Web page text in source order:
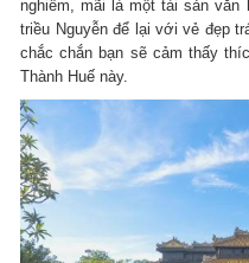
nghiêm, mãi là một tài sản văn
triều Nguyễn để lại với vẻ đẹp
chắc chắn bạn sẽ cảm thấy
Thành Huế này.